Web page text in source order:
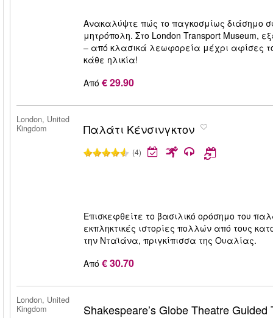
Ανακαλύψτε πώς το παγκοσμίως διάσημο
μητρόπολη. Στο London Transport Museum,
– από κλασικά λεωφορεία μέχρι αφίσες
κάθε ηλικία!
Από € 29.90
London, United
Kingdom
Παλάτι Κένσινγκτον
(4)
Επισκεφθείτε το βασιλικό ορόσημο του
εκπληκτικές ιστορίες πολλών από τους
την Νταϊάνα, πριγκίπισσα της Ουαλίας.
Από € 30.70
London, United
Kingdom
Shakespeare’s Globe Theatre Guided